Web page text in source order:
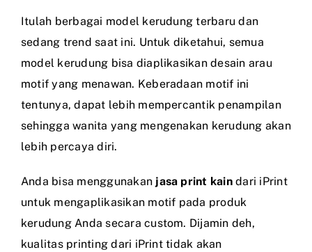
Itulah berbagai model kerudung terbaru dan
sedang trend saat ini. Untuk diketahui, semua
model kerudung bisa diaplikasikan desain arau
motif yang menawan. Keberadaan motif ini
tentunya, dapat lebih mempercantik penampilan
sehingga wanita yang mengenakan kerudung akan
lebih percaya diri.
Anda bisa menggunakan jasa print kaindari iPrint
untuk mengaplikasikan motif pada produk
kerudung Anda secara custom. Dijamin deh,
kualitas printing dari iPrint tidak akan